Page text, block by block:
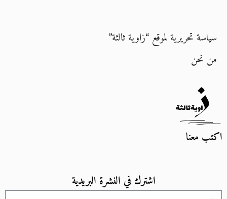
سياسة تحريرية لموقع “زاوية ثالثة”
من نحن
اكتب معنا
اشترك في النشرة البريدية